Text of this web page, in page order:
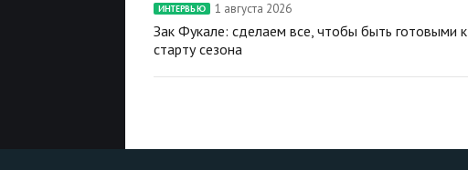
ИНТЕРВЬЮ 1 августа 2026
Зак Фукале: сделаем все, чтобы быть готовыми к
старту сезона